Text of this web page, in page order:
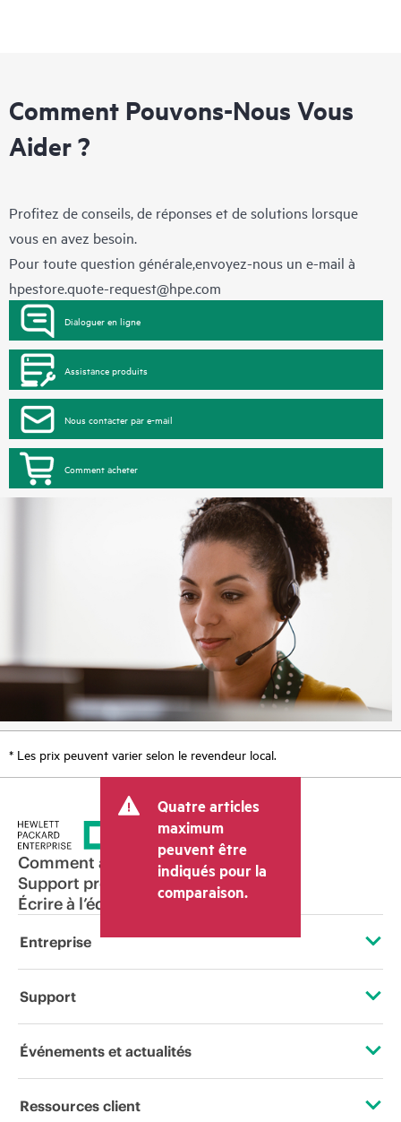
Comment Pouvons-Nous Vous
Aider ?
Profitez de conseils, de réponses et de solutions lorsque
vous en avez besoin.
Pour toute question générale,envoyez-nous un e-mail à
hpestore.quote-request@hpe.com
Dialoguer en ligne
Assistance produits
Nous contacter par e-mail
Comment acheter
* Les prix peuvent varier selon le revendeur local.
Quatre articles
maximum
peuvent être
indiqués pour la
comparaison.
Comment acheter
Support produit
Écrire à l’équipe commerciale
Entreprise
À propos de HPE
Responsabilité d’entreprise
Support
Services d’assistance opérationnelle (OSS)
Événements et actualités
Événements
Ressources client